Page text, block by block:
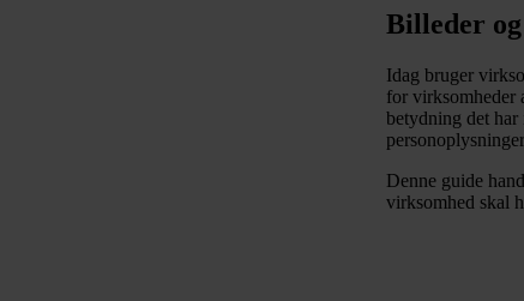
Billeder
Idag bruger
for virksomheder
betydning det
Denne guide
virksomhed skal